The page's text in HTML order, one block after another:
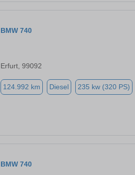
BMW 740
Erfurt, 99092
124.992 km Diesel 235 kw (320 PS)
BMW 740